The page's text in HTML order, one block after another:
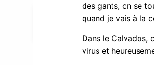
Emplois
Vous informer
Vous former
Lien Normand
des gants, on se
quand je vais à la
Dans le Calvados,
virus et